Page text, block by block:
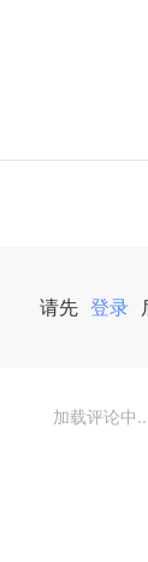
请先 登录
加载评论中